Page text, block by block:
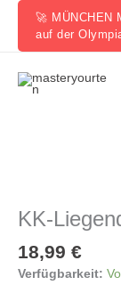
springen
🚀 MÜNCHEN
auf der
KK-
18,99 €
Verfügbarkeit:
MY10
Masters
Menge